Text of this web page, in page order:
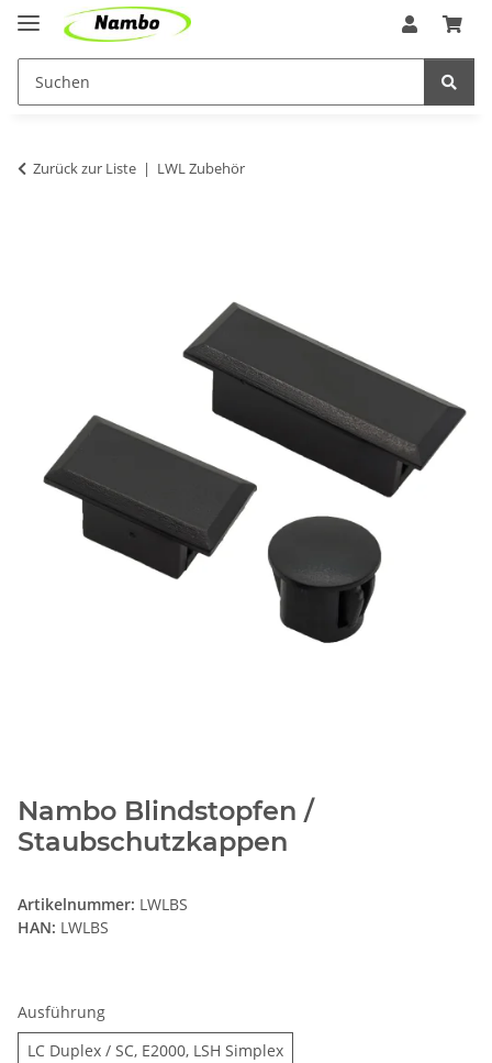
Zurück zur Liste LWL Zubehör
Nambo Blindstopfen /
Staubschutzkappen
Artikelnummer: LWLBS
HAN: LWLBS
Ausführung
LC Duplex / SC, E2000, LSH SimplexLC Duplex / SC, E2000, LSH